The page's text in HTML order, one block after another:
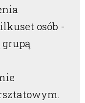
osób -